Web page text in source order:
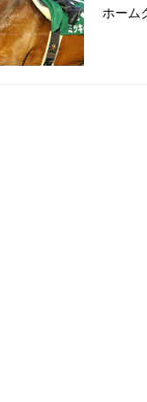
ホーム